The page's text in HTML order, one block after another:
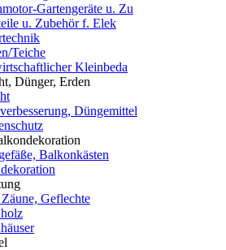
Gartengeräte u. Zu
u. Zubehör f. Elek
Teiche
Kleinbeda
Dünger, Erden
Düngemittel
Balkonkästen
Geflechte